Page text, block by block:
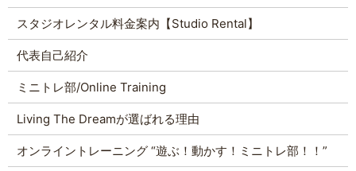
スタジオレンタル料金案内【Studio Rental】
代表自己紹介
ミニトレ部/Online Training
Living The Dreamが選ばれる理由
オンライントレーニング “遊ぶ！動かす！ミニトレ部！！”